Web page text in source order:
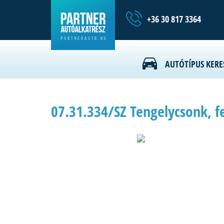
+36 30 817 3364
AUTÓTÍPUS
07.31.334/SZ Tengelycsonk,